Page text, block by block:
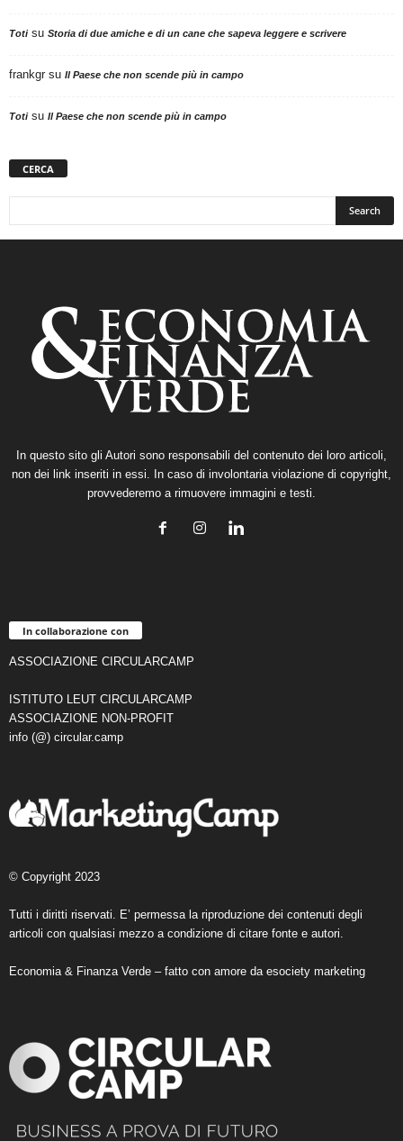
Totisu Storia di due amiche e di un cane che sapeva leggere e scrivere
frankgr su Il Paese che non scende più in campo
Totisu Il Paese che non scende più in campo
CERCA
In questo sito gli Autori sono responsabili del contenuto dei loro articoli,
non dei link inseriti in essi. In caso di involontaria violazione di copyright,
provvederemo a rimuovere immagini e testi.
In collaborazione con
ASSOCIAZIONE CIRCULARCAMP
ISTITUTO LEUT CIRCULARCAMP
ASSOCIAZIONE NON-PROFIT
info (@) circular.camp
© Copyright 2023
Tutti i diritti riservati. E’ permessa la riproduzione dei contenuti degli
articoli con qualsiasi mezzo a condizione di citare fonte e autori.
Economia & Finanza Verde – fatto con amore da esociety marketing